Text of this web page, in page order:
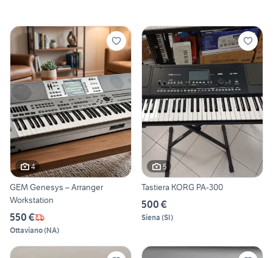
4
GEM Genesys – Arranger
Workstation
550 €
Ottaviano(NA)
5
Tastiera KORG PA-300
500 €
Siena (SI)